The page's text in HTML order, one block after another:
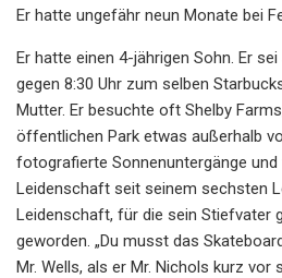
Er hatte ungefähr neun Monate bei
Er hatte einen 4-jährigen Sohn. Er
gegen 8:30 Uhr zum selben
Mutter. Er besuchte oft Shelby
öffentlichen Park etwas außerhalb
fotografierte Sonnenuntergänge und
Leidenschaft seit seinem sechsten
Leidenschaft, für die sein Stiefvater
geworden. „Du musst das
Mr. Wells, als er Mr. Nichols kurz vor